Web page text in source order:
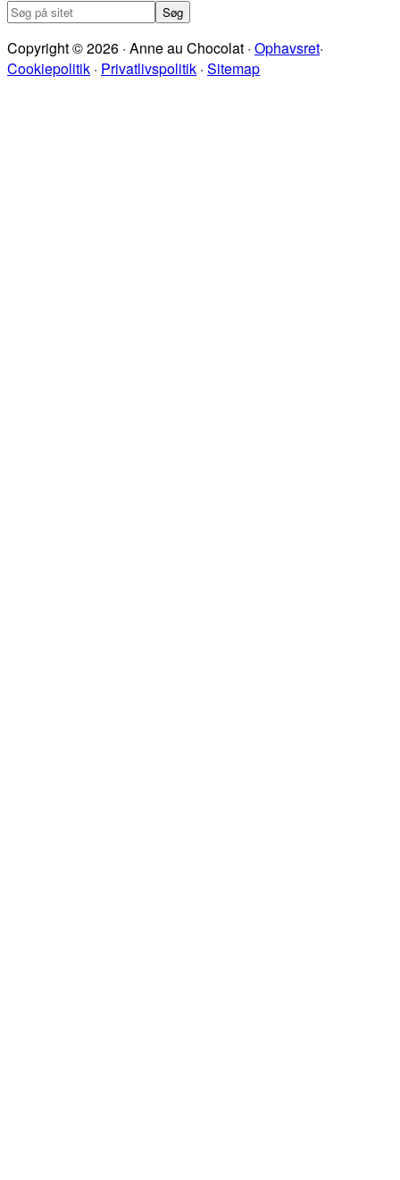
Søg
sitet
Copyright © 2026 · Anne au Chocolat · Ophavsret·
Cookiepolitik · Privatlivspolitik · Sitemap